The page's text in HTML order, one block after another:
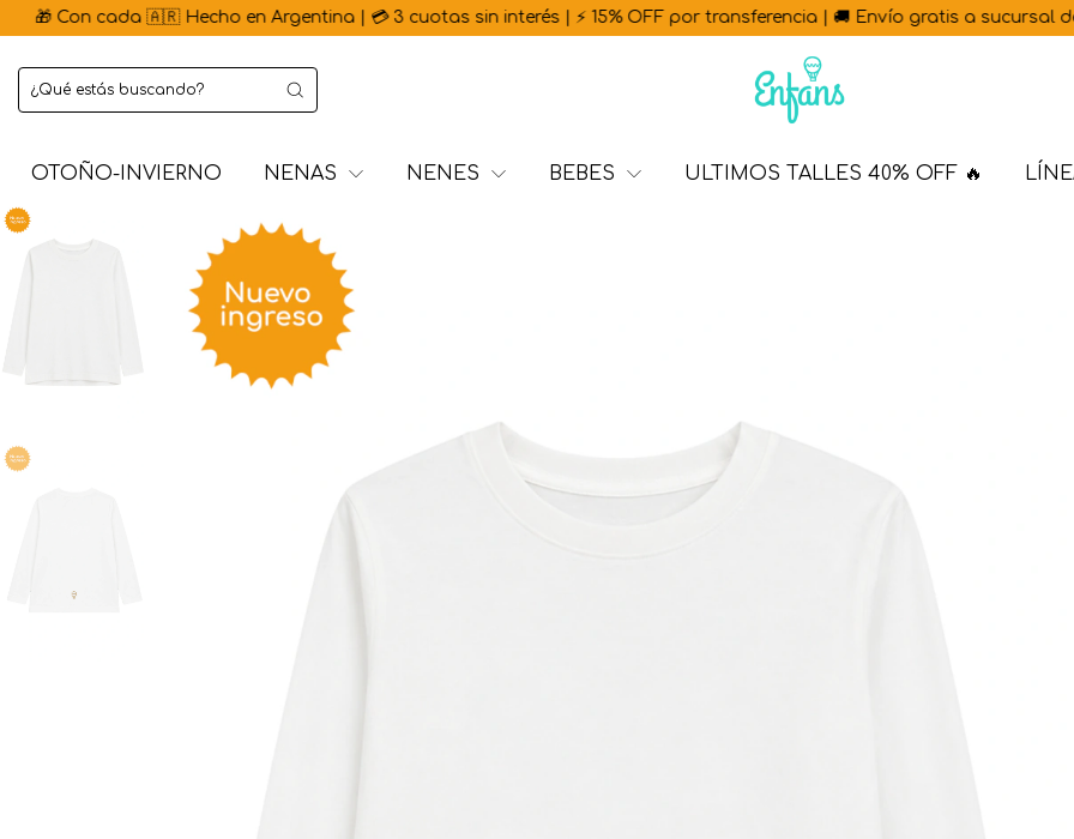
cada 🇦🇷 Hecho en Argentina | 💳 3 cuotas sin interés | ⚡ 15% OFF por transferencia | 🚚 Envío gratis a sucursal desde
OTOÑO-INVIERNO NENAS NENES BEBES ULTIMOS TALLES 40% OFF 🔥